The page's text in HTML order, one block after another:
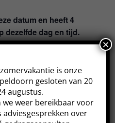
datum en heeft 4
dezelfde dag en tijd.
Event!
is onze
gesloten van 20
augustus.
we weer bereikbaar voor
over
×